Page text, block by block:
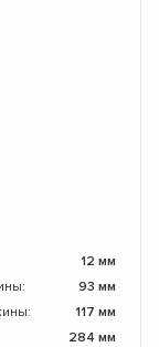
12 мм
93 мм
117 мм
284 мм